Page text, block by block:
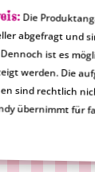
Die
wurden vom Hersteller
zusammengestellt.
nicht korrekt
Merlinum Magic